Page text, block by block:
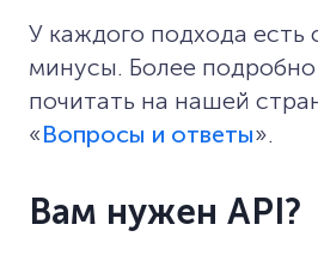
У каждого подхода есть
минусы. Более
почитать на нашей
«Вопросы и ответы».
Вам нужен API?